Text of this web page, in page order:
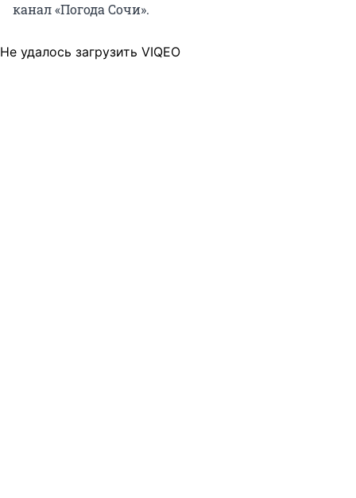
канал «Погода Сочи».
Не удалось загрузить VIQEO